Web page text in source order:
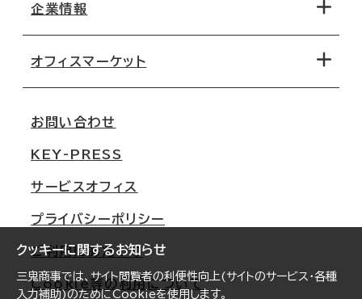
クッキーに関するお知らせ
三鬼商事では、サイト閲覧者の利便性向上(サイトのサービス・各種
入力補助)のためにCookieを使用します。
地図から探す
路線・駅から探す
移転コストシミュレーション
移転スケジュール
オフィス移転Q&A
企業情報
オフィスマーケット
大阪
名古屋
札幌
仙台
横浜
お問い合わせ
KEY-PRESS
サービスオフィス
プライバシーポリシー
ご利用にあたって
Cookie等の利用について